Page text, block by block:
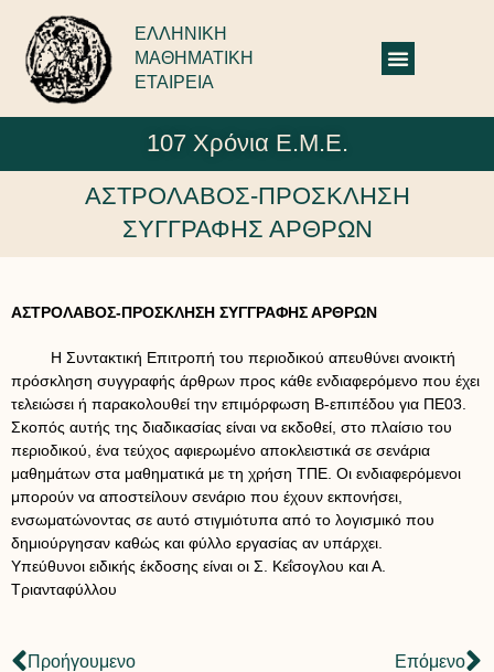
ΕΛΛΗΝΙΚΗ
ΜΑΘΗΜΑΤΙΚΗ
ΕΤΑΙΡΕΙΑ
107 Χρόνια Ε.Μ.Ε.
ΑΣΤΡΟΛΑΒΟΣ-ΠΡΟΣΚΛΗΣΗ
ΣΥΓΓΡΑΦΗΣ ΑΡΘΡΩΝ
ΑΣΤΡΟΛΑΒΟΣ-ΠΡΟΣΚΛΗΣΗ ΣΥΓΓΡΑΦΗΣ ΑΡΘΡΩΝ
Η Συντακτική Επιτροπή του περιοδικού απευθύνει ανοικτή
πρόσκληση συγγραφής άρθρων προς κάθε ενδιαφερόμενο που έχει
τελειώσει ή παρακολουθεί την επιμόρφωση Β-επιπέδου για ΠΕ03.
Σκοπός αυτής της διαδικασίας είναι να εκδοθεί, στο πλαίσιο του
περιοδικού, ένα τεύχος αφιερωμένο αποκλειστικά σε σενάρια
μαθημάτων στα μαθηματικά με τη χρήση ΤΠΕ. Οι ενδιαφερόμενοι
μπορούν να αποστείλουν σενάριο που έχουν εκπονήσει,
ενσωματώνοντας σε αυτό στιγμιότυπα από το λογισμικό που
δημιούργησαν καθώς και φύλλο εργασίας αν υπάρχει.
Υπεύθυνοι ειδικής έκδοσης είναι οι Σ. Κεΐσογλου και Α.
Τριανταφύλλου
Προήγουμενο Επόμενο